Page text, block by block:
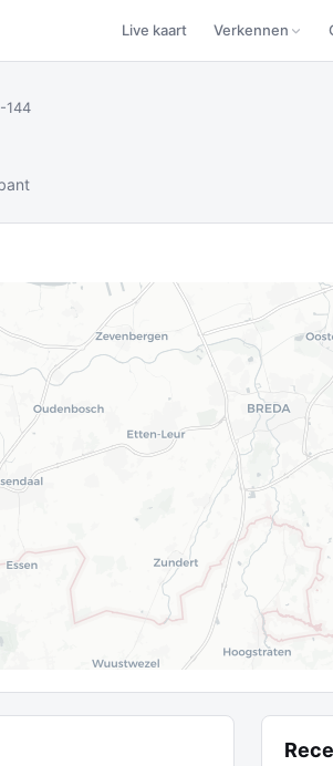
Live kaart Verkennen
144